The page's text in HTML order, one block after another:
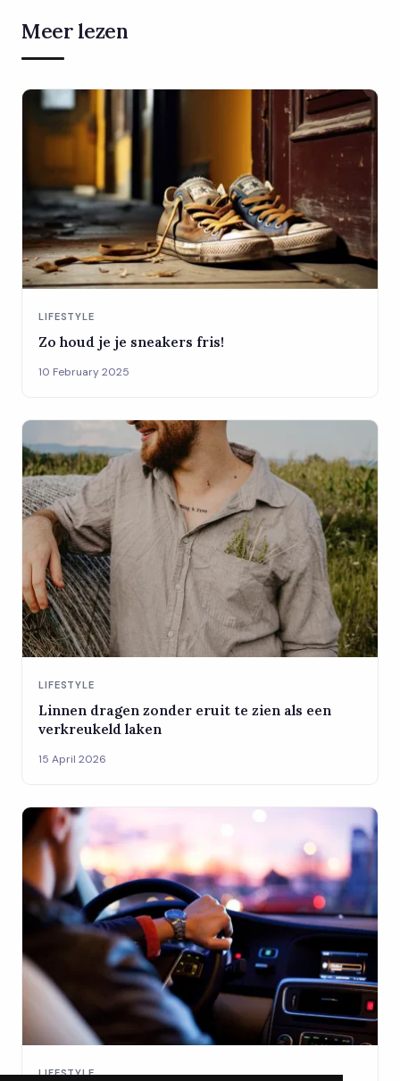
Meer lezen
LIFESTYLE
Zo houd je je sneakers fris!
10 February 2025
LIFESTYLE
Linnen dragen zonder eruit te zien als een
verkreukeld laken
15 April 2026
LIFESTYLE